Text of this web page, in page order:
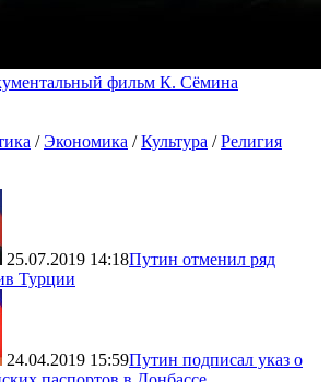
фильм К. Сёмина
/Экономика /Культура /Религия
25.07.2019 14:18Путин отменил ряд
Турции
24.04.2019 15:59Путин подписал указ о